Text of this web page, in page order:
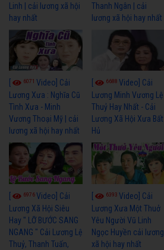
Linh | cải lương xã hội
hay nhất
Thanh Ngân | cải
lương xã hội hay nhất
6071 Video] Cải
Lương Xưa : Nghĩa Cũ
Tình Xưa - Minh
Vương Thoại Mỹ | cải
lương xã hội hay nhất
6688Video] Cải
Lương Minh Vương Lệ
Thuỷ Hay Nhất - Cải
Lương Xã Hội Xưa Bất
Hủ
6976Video] Cải
Lương Xã Hội Siêu
Hay " LỠ BƯỚC SANG
NGANG " Cải Lương Lệ
Thuỷ, Thanh Tuấn,
6393Video] Cải
Lương Xưa Một Thuở
Yêu Người Vũ Linh
Ngọc Huyền cải lương
xã hội hay nhất